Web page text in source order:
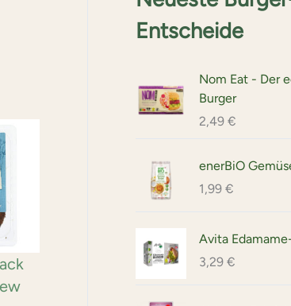
e
t
d
e
o
k
t
Entscheide
Nom Eat - Der
Burger
2,49 €
enerBiO
1,99 €
Avita
3,29 €